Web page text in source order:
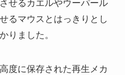
せるカエルやウーパール
るマウスとはっきりとし
りました。
度に保存された再生メカ